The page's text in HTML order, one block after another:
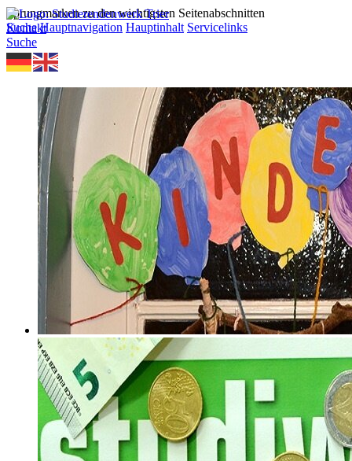
Sprungmarken zu den wichtigsten Seitenabschnitten
Suche Hauptnavigation Hauptinhalt Servicelinks
Kontakt
Suche